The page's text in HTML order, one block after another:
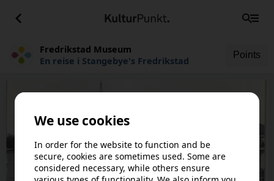
Fredrikstad Museum
En reise i Stangebye's Fredrikstad
Points